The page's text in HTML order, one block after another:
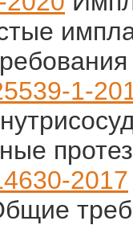
1-
2017